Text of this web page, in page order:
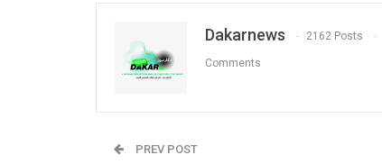
Dakarnews 2162 Posts
Comments
PREV POST